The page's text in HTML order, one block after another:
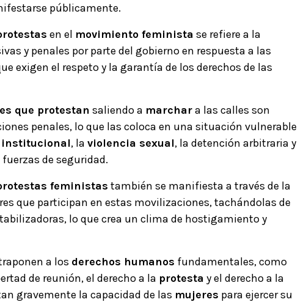
públicamente.
en el movimiento feminista se refiere a la
y penales por parte del gobierno en respuesta a las
exigen el respeto y la garantía de los derechos de las
que protestan saliendo a marchara las calles son
penales, lo que las coloca en una situación vulnerable
, la violencia sexual, la detención arbitraria y
de seguridad.
feministas también se manifiesta a través de la
que participan en estas movilizaciones, tachándolas de
lo que crea un clima de hostigamiento y
a los derechos humanos fundamentales, como
de reunión, el derecho a la protesta y el derecho a la
gravemente la capacidad de las mujeres para ejercer su